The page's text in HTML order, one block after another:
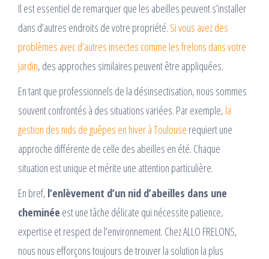
Il est essentiel de remarquer que les abeilles peuvent s’installer
dans d’autres endroits de votre propriété. Si vous avez des
problèmes avec d’autres insectes comme les frelons dans votre
jardin, des approches similaires peuvent être appliquées.
En tant que professionnels de la désinsectisation, nous sommes
souvent confrontés à des situations variées. Par exemple, la
gestion des nids de guêpes en hiver à Toulouse requiert une
approche différente de celle des abeilles en été. Chaque
situation est unique et mérite une attention particulière.
En bref, l’enlèvement d’un nid d’abeilles dans une
cheminée est une tâche délicate qui nécessite patience,
expertise et respect de l’environnement. Chez ALLO FRELONS,
nous nous efforçons toujours de trouver la solution la plus